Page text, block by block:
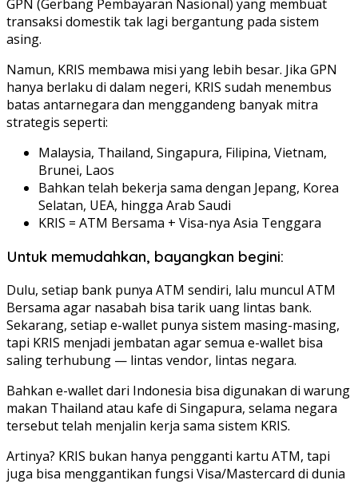
GPN (Gerbang Pembayaran Nasional) yang membuat
transaksi domestik tak lagi bergantung pada sistem
asing.
Namun, KRIS membawa misi yang lebih besar. Jika GPN
hanya berlaku di dalam negeri, KRIS sudah menembus
batas antarnegara dan menggandeng banyak mitra
strategis seperti:
Malaysia, Thailand, Singapura, Filipina, Vietnam,
Brunei, Laos
Bahkan telah bekerja sama dengan Jepang, Korea
Selatan, UEA, hingga Arab Saudi
KRIS = ATM Bersama + Visa-nya Asia Tenggara
Untuk memudahkan, bayangkan begini:
Dulu, setiap bank punya ATM sendiri, lalu muncul ATM
Bersama agar nasabah bisa tarik uang lintas bank.
Sekarang, setiap e-wallet punya sistem masing-masing,
tapi KRIS menjadi jembatan agar semua e-wallet bisa
saling terhubung — lintas vendor, lintas negara.
Bahkan e-wallet dari Indonesia bisa digunakan di warung
makan Thailand atau kafe di Singapura, selama negara
tersebut telah menjalin kerja sama sistem KRIS.
Artinya? KRIS bukan hanya pengganti kartu ATM, tapi
juga bisa menggantikan fungsi Visa/Mastercard di dunia